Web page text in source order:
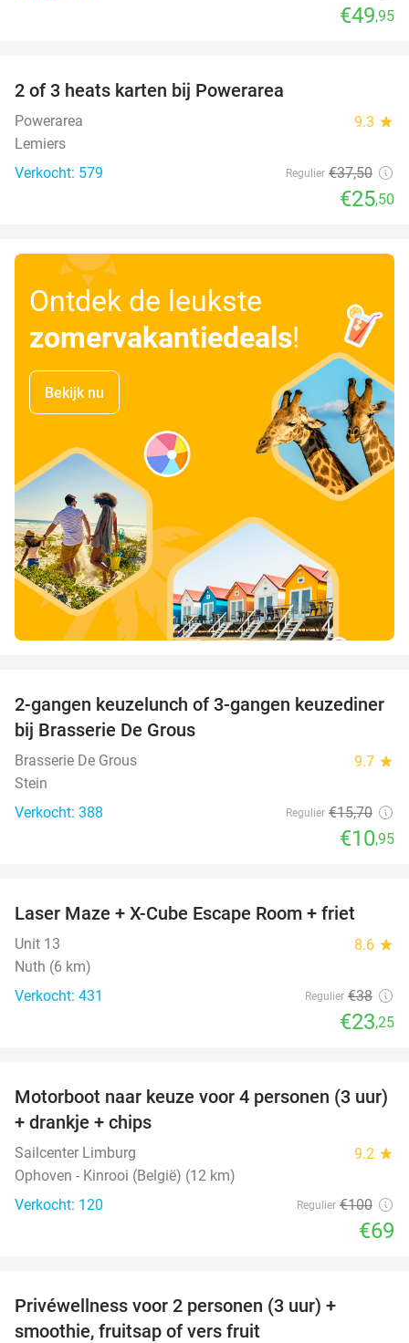
€49,95
2 of 3 heats karten bij Powerarea
Powerarea 9.3 star
Lemiers
Verkocht: 579
Regulier €37,50
€25,50
Ontdek de leukste
zomervakantiedeals!
Bekijk nu
30%
2-gangen keuzelunch of 3-gangen keuzediner
bij Brasserie De Grous
Brasserie De Grous 9.7 star
Stein
Verkocht: 388
Regulier €15,70
€10,95
39%
Laser Maze + X-Cube Escape Room + friet
Unit 13 8.6 star
Nuth (6 km)
Verkocht: 431
Regulier €38
€23,25
31%
Motorboot naar keuze voor 4 personen (3 uur)
+ drankje + chips
Sailcenter Limburg 9.2 star
Ophoven - Kinrooi (België) (12 km)
Verkocht: 120
Regulier €100
€69
Privéwellness voor 2 personen (3 uur) +
smoothie, fruitsap of vers fruit